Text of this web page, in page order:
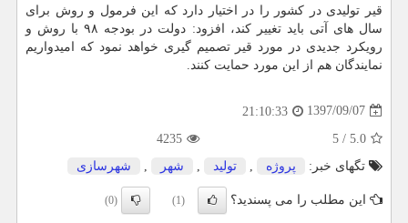
قیر تولیدی در كشور را در اختیار دارد كه این فرمول و روش برای
سال های آتی باید تغییر كند، افزود: دولت در بودجه ۹۸ با روش و
رویكرد جدیدی در مورد قیر تصمیم گیری خواهد نمود كه امیدواریم
نمایندگان هم از این مورد حمایت كنند.
1397/09/07
21:10:33
5.0
/
5
4235
تگهای خبر:
پروژه تولید شهر شهرسازی
این مطلب را می پسندید؟ (1)
(0)